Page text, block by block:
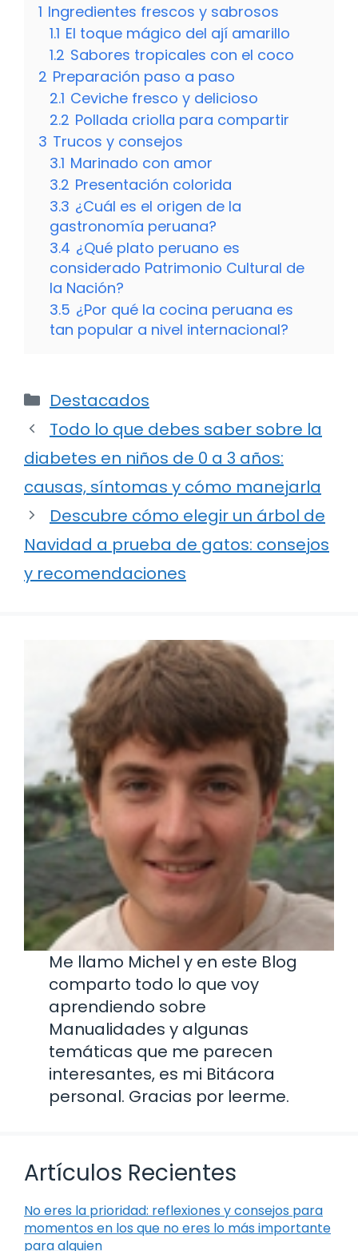
1 Ingredientes frescos y sabrosos
1.1 El toque mágico del ají amarillo
1.2 Sabores tropicales con el coco
2 Preparación paso a paso
2.1 Ceviche fresco y delicioso
2.2 Pollada criolla para compartir
3 Trucos y consejos
3.1 Marinado con amor
3.2 Presentación colorida
3.3 ¿Cuál es el origen de la
gastronomía peruana?
3.4 ¿Qué plato peruano es
considerado Patrimonio Cultural de
la Nación?
3.5 ¿Por qué la cocina peruana es
tan popular a nivel internacional?
Categorías
Destacados
Todo lo que debes saber sobre la
diabetes en niños de 0 a 3 años:
causas, síntomas y cómo manejarla
Descubre cómo elegir un árbol de
Navidad a prueba de gatos: consejos
y recomendaciones
Me llamo Michel y en este Blog
comparto todo lo que voy
aprendiendo sobre
Manualidades y algunas
temáticas que me parecen
interesantes, es mi Bitácora
personal. Gracias por leerme.
Artículos Recientes
No eres la prioridad: reflexiones y consejos para
momentos en los que no eres lo más importante
para alguien